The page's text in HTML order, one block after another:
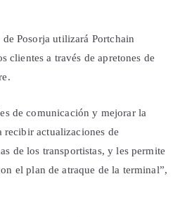
Posorja utilizará Portchain
clientes a través de apretones de
de comunicación y mejorar la
recibir actualizaciones de
de los transportistas, y les permite
el plan de atraque de la terminal”,